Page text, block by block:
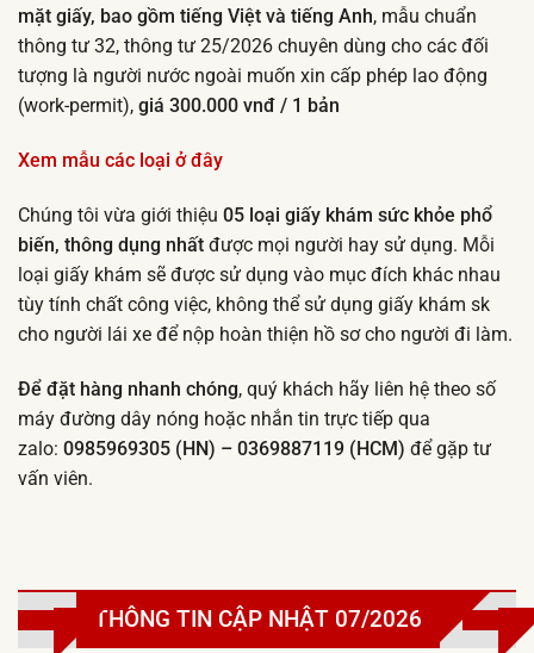
mặt giấy, bao gồm tiếng Việt và tiếng Anh, mẫu chuẩn
thông tư 32, thông tư 25/2026 chuyên dùng cho các đối
tượng là người nước ngoài muốn xin cấp phép lao động
(work-permit), giá 300.000 vnđ / 1 bản
Xem mẫu các loại ở đây
Chúng tôi vừa giới thiệu 05 loại giấy khám sức khỏe phổ
biến, thông dụng nhất được mọi người hay sử dụng. Mỗi
loại giấy khám sẽ được sử dụng vào mục đích khác nhau
tùy tính chất công việc, không thể sử dụng giấy khám sk
cho người lái xe để nộp hoàn thiện hồ sơ cho người đi làm.
Để đặt hàng nhanh chóng, quý khách hãy liên hệ theo số
máy đường dây nóng hoặc nhắn tin trực tiếp qua
zalo: 0985969305 (HN) – 0369887119 (HCM) để gặp tư
vấn viên.
THÔNG TIN CẬP NHẬT 07/2026